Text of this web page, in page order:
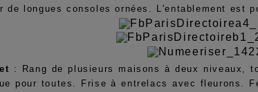
de longues consoles ornées. L'entablement est
: Rang de plusieurs maisons à deux niveaux,
pour toutes. Frise à entrelacs avec fleurons.